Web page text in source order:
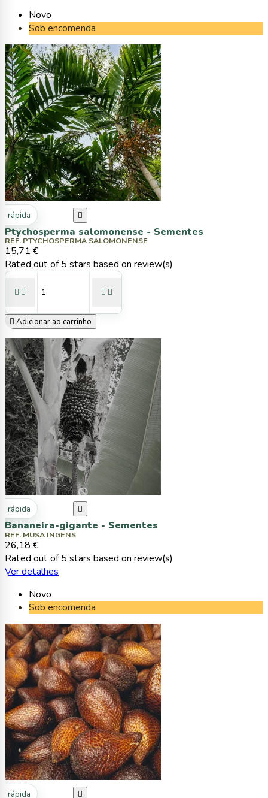
Novo
Sob encomenda
rápida 
Ptychosperma salomonense - Sementes
REF. PTYCHOSPERMA SALOMONENSE
15,71 €
Rated out of 5 stars based on review(s)
   
 Adicionar ao carrinho
rápida 
Bananeira-gigante - Sementes
REF. MUSA INGENS
26,18 €
Rated out of 5 stars based on review(s)
Ver detalhes
Novo
Sob encomenda
rápida 